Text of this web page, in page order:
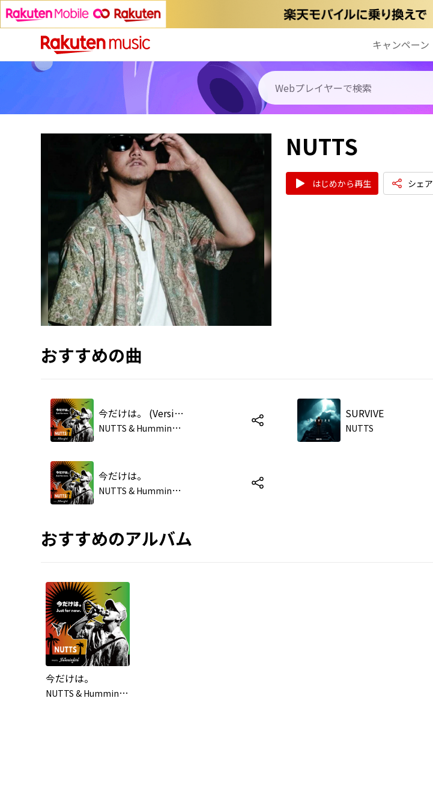
キャンペーン
NUTTS
はじめから再生 シェア
おすすめの曲
今だけは。 (Version)
N
UTTS & Hummingbird
SURVIVE
NUTTS
今だけは。
N
UTTS & Hummingbird
おすすめのアルバム
今だけは。
N
UTTS & Hummingbird